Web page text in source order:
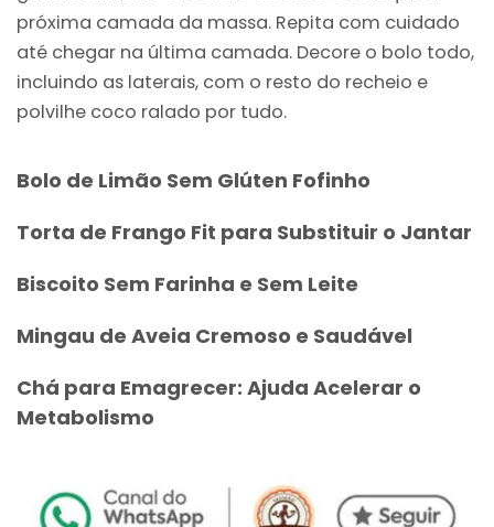
próxima camada da massa. Repita com cuidado
até chegar na última camada. Decore o bolo todo,
incluindo as laterais, com o resto do recheio e
polvilhe coco ralado por tudo.
Bolo de Limão Sem Glúten Fofinho
Torta de Frango Fit para Substituir o Jantar
Biscoito Sem Farinha e Sem Leite
Mingau de Aveia Cremoso e Saudável
Chá para Emagrecer: Ajuda Acelerar o
Metabolismo